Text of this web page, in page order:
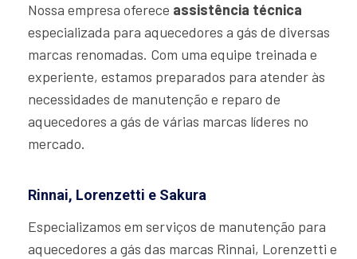
Nossa empresa oferece assistência técnica
especializada para aquecedores a gás de diversas
marcas renomadas. Com uma equipe treinada e
experiente, estamos preparados para atender às
necessidades de manutenção e reparo de
aquecedores a gás de várias marcas líderes no
mercado.
Rinnai, Lorenzetti e Sakura
Especializamos em serviços de manutenção para
aquecedores a gás das marcas Rinnai, Lorenzetti e